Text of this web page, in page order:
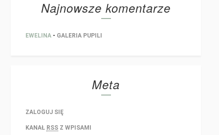
Najnowsze komentarze
EWELINA - GALERIA PUPILI
Meta
ZALOGUJ SIĘ
KANAŁ RSS Z WPISAMI